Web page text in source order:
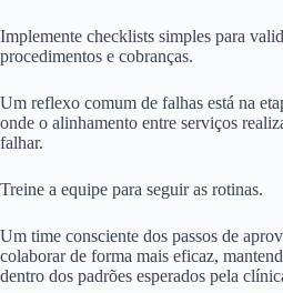
Implemente checklists simples para
procedimentos e cobranças.
Um reflexo comum de falhas está na
onde o alinhamento entre serviços
falhar.
Treine a equipe para seguir as rotinas.
Um time consciente dos passos de
colaborar de forma mais eficaz,
dentro dos padrões esperados pela